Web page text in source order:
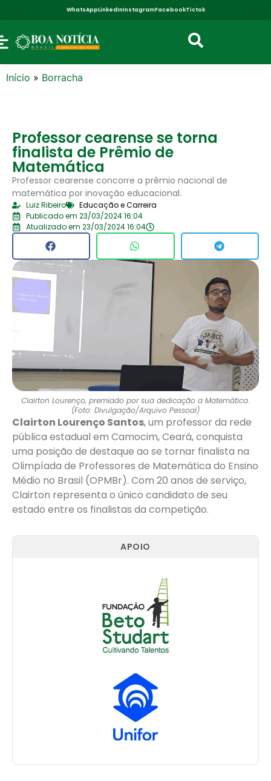
WhatsAppLinkedInInstagramFacebookTictok
Início » Borracha
Professor cearense se torna
finalista de Prêmio de
Matemática
Professor cearense concorre a prêmio nacional de
matemática por inovação educacional.
Luiz Ribeiro
Educação e Carreira
Publicado em 23/03/2024 16:04
Atualizado em 23/03/2024 16:04
Clairton Lourenço, premiado por sua dedicação a Matemática.
(Foto: Divulgação/Arquivo Pessoal)
Clairton Lourenço Santos, um professor da rede
pública estadual em Camocim, Ceará, conquista
uma posição de destaque ao se tornar finalista na
Olimpíada de Professores de Matemática do Ensino
Médio no Brasil (OPMBr). Com 20 anos de serviço,
Clairton representa o único candidato de seu
estado entre os finalistas da competição.
APOIO